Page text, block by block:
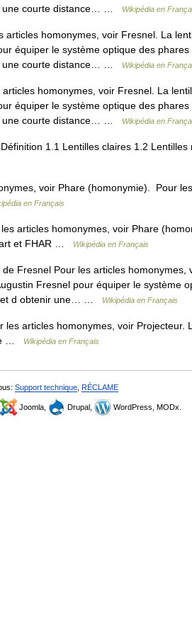
une courte distance… …
Wikipédia en
articles homonymes, voir Fresnel. La
équiper le système optique des
une courte distance… …
Wikipédia en
homonymes, voir Fresnel. La
équiper le système optique des
une courte distance… …
Wikipédia en
1.1 Lentilles claires 1.2 Lentilles
voir Phare (homonymie). Pour
en Français
articles homonymes, voir Phare
et FHAR …
Wikipédia en Français
Fresnel Pour les articles homonymes,
Fresnel pour équiper le système
d obtenir une… …
Wikipédia en Français
les articles homonymes, voir Projecteur.
…
Wikipédia en Français
Support technique RÉCLAME
Joomla, Drupal, WordPress, MODx.